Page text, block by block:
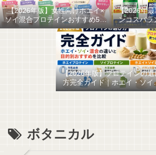
【2026年版】女性向けホエイ×
ソイ混合プロテインおすすめ5選
｜美容・ダイエット向けを比較
【2026年
ンコスパラ
質1g単価で
エ
【2026年版】プロテインの選
方完全ガイド｜ホエイ・ソイ
混合の違いと目的別おすすめ
ボタニカル